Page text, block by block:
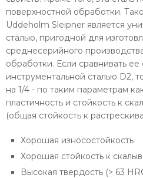
поверхностной обработки.
Uddeholm Sleipner является
сталью, пригодной для
среднесерийного
обработки. Если сравнивать ее
инструментальной сталью D2,
на 1/4 - по таким параметрам
пластичность и стойкость к
(общая стойкость к
Хорошая износостойкость
Хорошая стойкость к
Высокая твердость (> 63